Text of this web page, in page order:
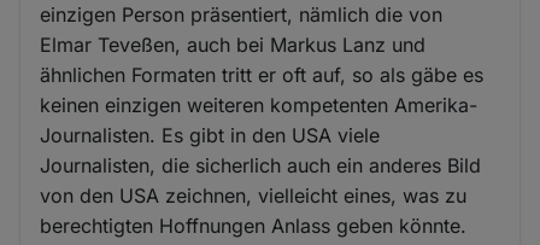
einzigen Person präsentiert, nämlich die von
Elmar Teveßen, auch bei Markus Lanz und
ähnlichen Formaten tritt er oft auf, so als gäbe es
keinen einzigen weiteren kompetenten Amerika-
Journalisten. Es gibt in den USA viele
Journalisten, die sicherlich auch ein anderes Bild
von den USA zeichnen, vielleicht eines, was zu
berechtigten Hoffnungen Anlass geben könnte.